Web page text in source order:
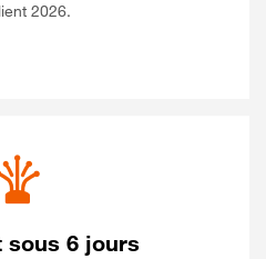
2026.
sous 6 jours